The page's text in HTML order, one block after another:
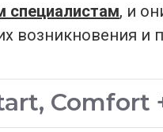
специалистам, и
возникновения и
Comfort